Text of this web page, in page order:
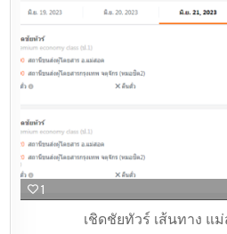
1
เชิดชัยทัวร์ เส้นทาง แ